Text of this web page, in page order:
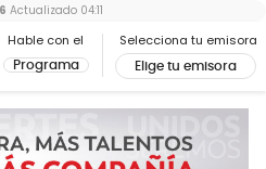
Hable con el
Programa
Selecciona tu emisora
Elige tu emisora
Actualizado 04:11